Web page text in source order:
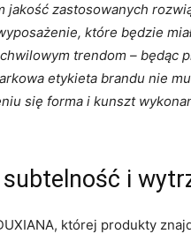
jakość zastosowanych
które będzie
trendom – będąc
etykieta brandu nie
się forma i kunszt
subtelność i
której produkty